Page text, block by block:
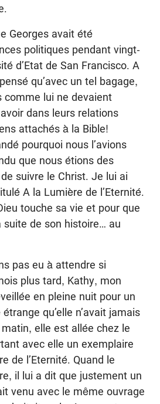
Georges avait été
politiques pendant vingt-
d’Etat de San Francisco. A
qu’avec un tel bagage,
comme lui ne devaient
dans leurs relations
attachés à la Bible!
pourquoi nous l’avions
que nous étions des
suivre le Christ. Je lui ai
A la Lumière de l’Eternité.
touche sa vie et pour que
suite de son histoire… au
pas eu à attendre si
plus tard, Kathy, mon
en pleine nuit pour un
qu’elle n’avait jamais
elle est allée chez le
avec elle un exemplaire
de l’Eternité. Quand le
il lui a dit que justement un
venu avec le même ouvrage